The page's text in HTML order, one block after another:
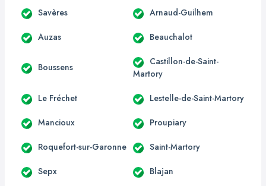
Savères Arnaud-Guilhem
Auzas Beauchalot
Boussens
Castillon-de-Saint-
Martory
Le Fréchet Lestelle-de-Saint-Martory
Mancioux Proupiary
Roquefort-sur-Garonne Saint-Martory
Sepx Blajan